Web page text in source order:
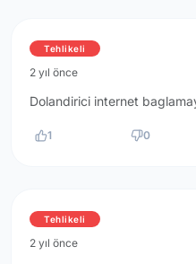
Tehlikeli
2 yıl önce
Dolandirici internet
1 0
Tehlikeli
2 yıl önce